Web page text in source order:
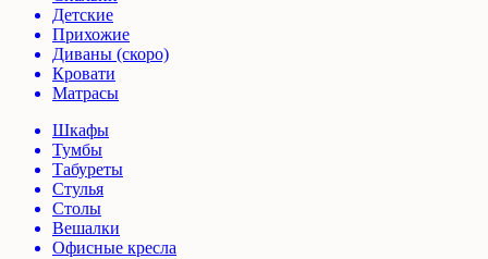
Детские
Прихожие
Диваны (скоро)
Кровати
Матрасы
Шкафы
Тумбы
Табуреты
Стулья
Столы
Вешалки
Офисные кресла